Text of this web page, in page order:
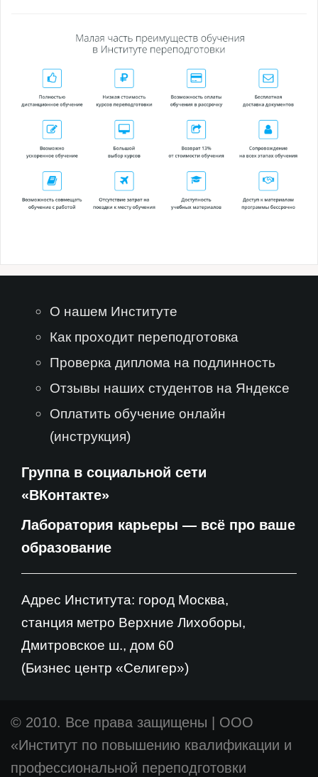
О нашем Институте
Как проходит переподготовка
Проверка диплома на подлинность
Отзывы наших студентов на Яндексе
Оплатить обучение онлайн
(инструкция)
Группа в социальной сети
«ВКонтакте»
Лаборатория карьеры — всё про ваше
образование
Адрес Института: город Москва,
станция метро Верхние Лихоборы,
Дмитровское ш., дом 60
(Бизнес центр «Селигер»)
© 2010. Все права защищены
ООО
«Институт по повышению квалификации и
профессиональной переподготовки